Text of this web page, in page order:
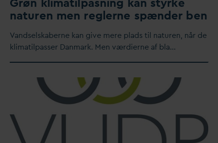
naturen men reglerne spænder ben
Vandselskaberne kan give mere plads til naturen, når de
klimatilpasser Danmark. Men værdierne af bla…